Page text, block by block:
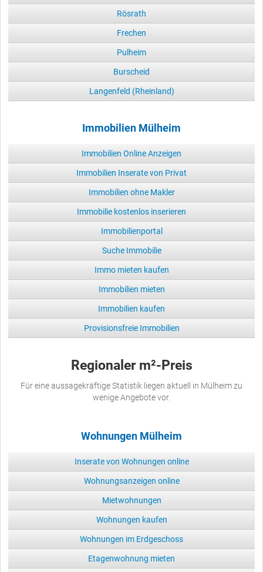
Rösrath
Frechen
Pulheim
Burscheid
Langenfeld (Rheinland)
Immobilien Mülheim
Immobilien Online Anzeigen
Immobilien Inserate von Privat
Immobilien ohne Makler
Immobilie kostenlos inserieren
Immobilienportal
Suche Immobilie
Immo mieten kaufen
Immobilien mieten
Immobilien kaufen
Provisionsfreie Immobilien
Regionaler m²-Preis
Für eine aussagekräftige Statistik liegen aktuell in Mülheim zu
wenige Angebote vor.
Wohnungen Mülheim
Inserate von Wohnungen online
Wohnungsanzeigen online
Mietwohnungen
Wohnungen kaufen
Wohnungen im Erdgeschoss
Etagenwohnung mieten